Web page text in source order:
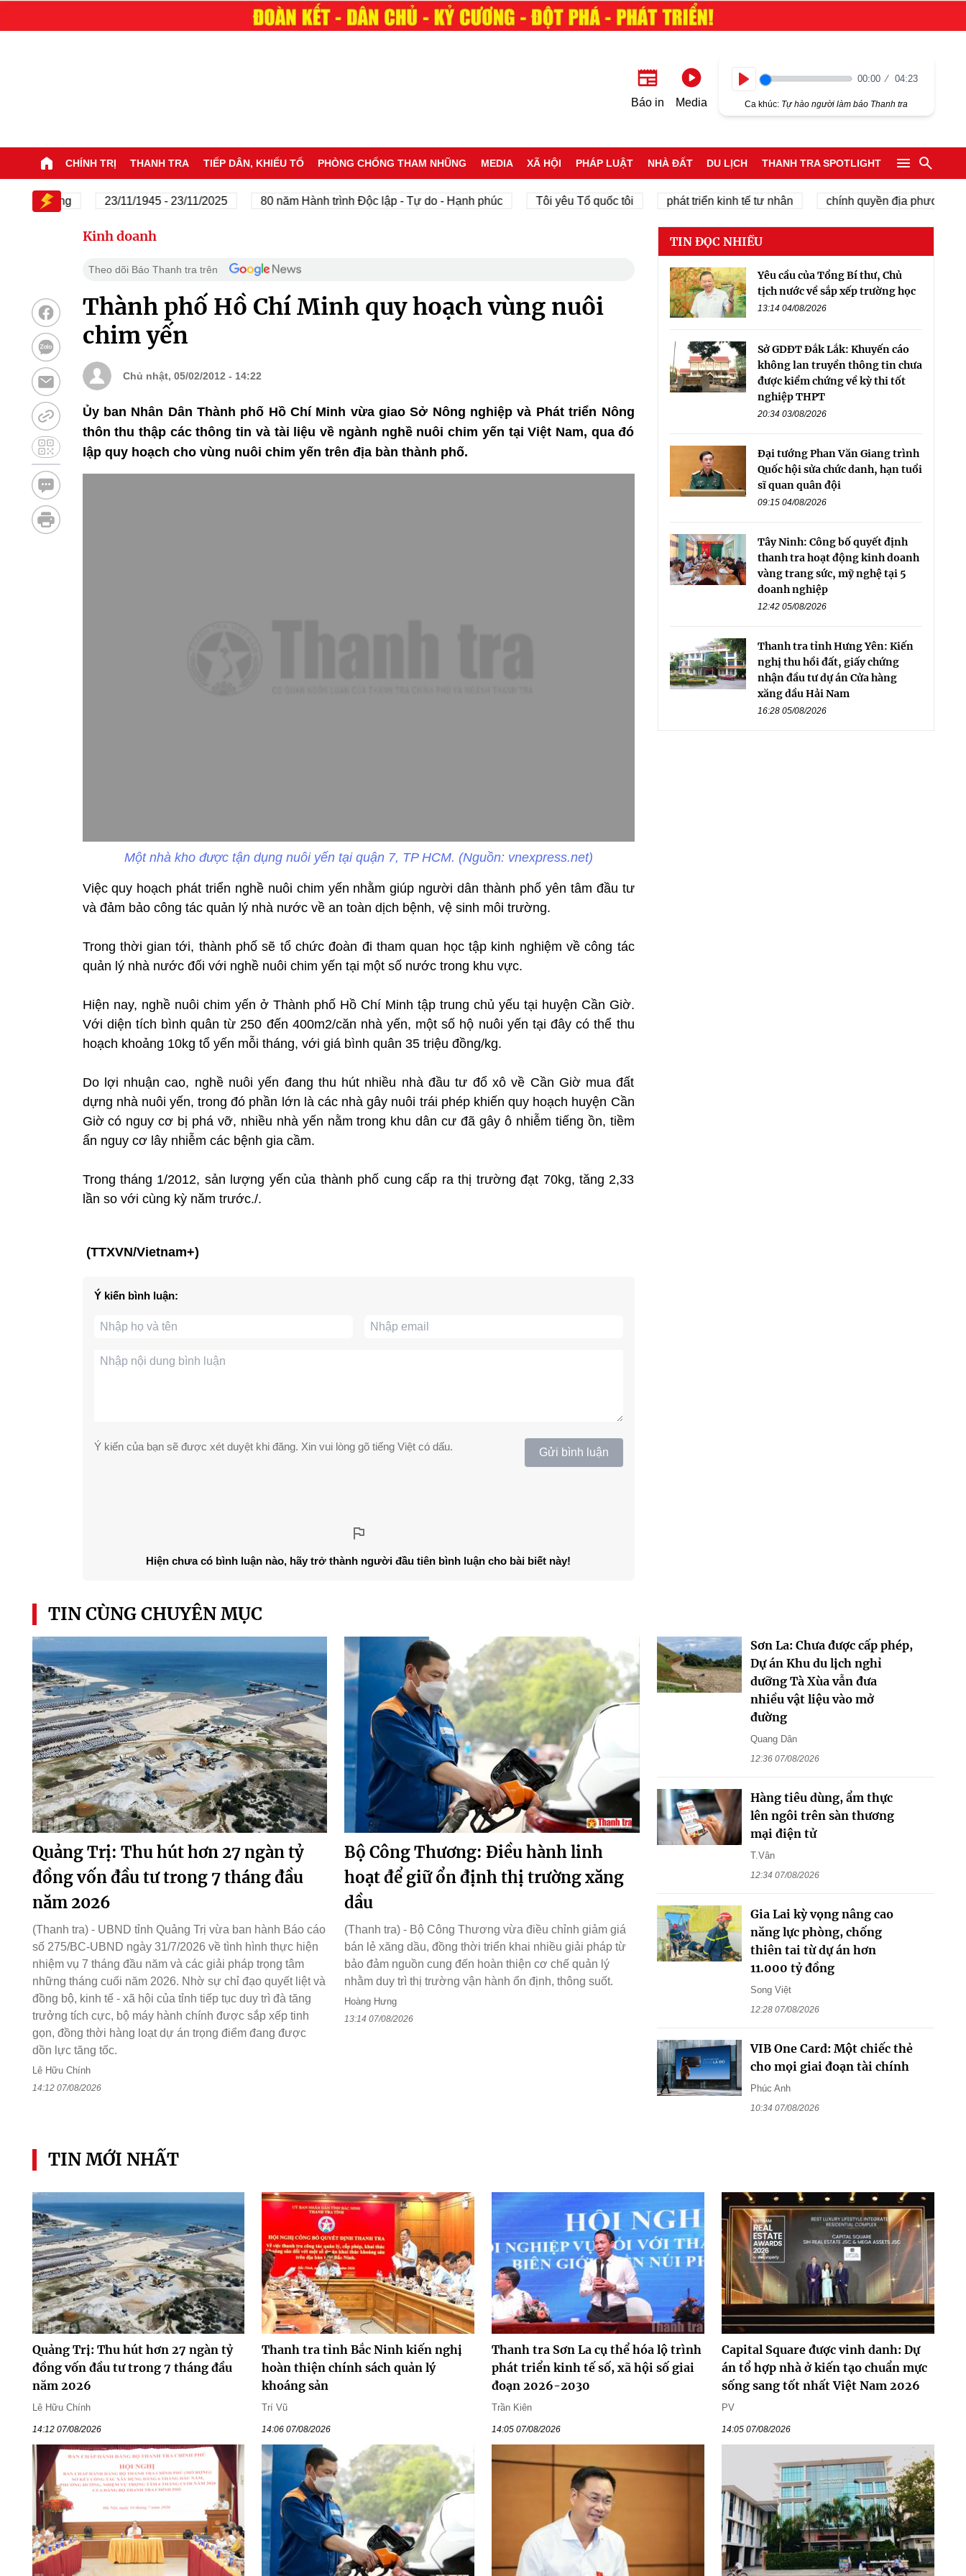
Báo in Media
00:00 04:23
Ca khúc: Tự hào người làm báo Thanh tra
CHÍNH TRỊ THANH TRA TIẾP DÂN, KHIẾU TỐ PHÒNG CHỐNG THAM NHŨNG MEDIA XÃ HỘI PHÁP LUẬT NHÀ ĐẤT DU LỊCH THANH TRA SPOTLIGHT
23/11/1945 - 23/11/2025 80 năm Hành trình Độc lập - Tự do - Hạnh phúc Tôi yêu Tổ quốc tôi phát triển kinh tế tư nhân chính quyền địa phương 2 cấp
Kinh doanh
Theo dõi Báo Thanh tra trên
Thành phố Hồ Chí Minh quy hoạch vùng nuôi
chim yến
Chủ nhật, 05/02/2012 - 14:22
Ủy ban Nhân Dân Thành phố Hồ Chí Minh vừa giao Sở Nông nghiệp và Phát triển Nông
thôn thu thập các thông tin và tài liệu về ngành nghề nuôi chim yến tại Việt Nam, qua đó
lập quy hoạch cho vùng nuôi chim yến trên địa bàn thành phố.
Một nhà kho được tận dụng nuôi yến tại quận 7, TP HCM. (Nguồn: vnexpress.net)
Việc quy hoạch phát triển nghề nuôi chim yến nhằm giúp người dân thành phố yên tâm đầu tư
và đảm bảo công tác quản lý nhà nước về an toàn dịch bệnh, vệ sinh môi trường.
Trong thời gian tới, thành phố sẽ tổ chức đoàn đi tham quan học tập kinh nghiệm về công tác
quản lý nhà nước đối với nghề nuôi chim yến tại một số nước trong khu vực.
Hiện nay, nghề nuôi chim yến ở Thành phố Hồ Chí Minh tập trung chủ yếu tại huyện Cần Giờ.
Với diện tích bình quân từ 250 đến 400m2/căn nhà yến, một số hộ nuôi yến tại đây có thể thu
hoạch khoảng 10kg tổ yến mỗi tháng, với giá bình quân 35 triệu đồng/kg.
Do lợi nhuận cao, nghề nuôi yến đang thu hút nhiều nhà đầu tư đổ xô về Cần Giờ mua đất
dựng nhà nuôi yến, trong đó phần lớn là các nhà gây nuôi trái phép khiến quy hoạch huyện Cần
Giờ có nguy cơ bị phá vỡ, nhiều nhà yến nằm trong khu dân cư đã gây ô nhiễm tiếng ồn, tiềm
ẩn nguy cơ lây nhiễm các bệnh gia cầm.
Trong tháng 1/2012, sản lượng yến của thành phố cung cấp ra thị trường đạt 70kg, tăng 2,33
lần so với cùng kỳ năm trước./.
(TTXVN/Vietnam+)
Ý kiến bình luận:
Ý kiến của bạn sẽ được xét duyệt khi đăng. Xin vui lòng gõ tiếng Việt có dấu. Gửi bình luận
Hiện chưa có bình luận nào, hãy trở thành người đầu tiên bình luận cho bài biết này!
TIN ĐỌC NHIỀU
Yêu cầu của Tổng Bí thư, Chủ
tịch nước về sắp xếp trường học
13:14 04/08/2026
Sở GDĐT Đắk Lắk: Khuyến cáo
không lan truyền thông tin chưa
được kiểm chứng về kỳ thi tốt
nghiệp THPT
20:34 03/08/2026
Đại tướng Phan Văn Giang trình
Quốc hội sửa chức danh, hạn tuổi
sĩ quan quân đội
09:15 04/08/2026
Tây Ninh: Công bố quyết định
thanh tra hoạt động kinh doanh
vàng trang sức, mỹ nghệ tại 5
doanh nghiệp
12:42 05/08/2026
Thanh tra tỉnh Hưng Yên: Kiến
nghị thu hồi đất, giấy chứng
nhận đầu tư dự án Cửa hàng
xăng dầu Hải Nam
16:28 05/08/2026
TIN CÙNG CHUYÊN MỤC
Quảng Trị: Thu hút hơn 27 ngàn tỷ
đồng vốn đầu tư trong 7 tháng đầu
năm 2026
(Thanh tra) - UBND tỉnh Quảng Trị vừa ban hành Báo cáo
số 275/BC-UBND ngày 31/7/2026 về tình hình thực hiện
nhiệm vụ 7 tháng đầu năm và các giải pháp trọng tâm
những tháng cuối năm 2026. Nhờ sự chỉ đạo quyết liệt và
đồng bộ, kinh tế - xã hội của tỉnh tiếp tục duy trì đà tăng
trưởng tích cực, bộ máy hành chính được sắp xếp tinh
gọn, đồng thời hàng loạt dự án trọng điểm đang được
dồn lực tăng tốc.
Lê Hữu Chính
14:12 07/08/2026
Bộ Công Thương: Điều hành linh
hoạt để giữ ổn định thị trường xăng
dầu
(Thanh tra) - Bộ Công Thương vừa điều chỉnh giảm giá
bán lẻ xăng dầu, đồng thời triển khai nhiều giải pháp từ
bảo đảm nguồn cung đến hoàn thiện cơ chế quản lý
nhằm duy trì thị trường vận hành ổn định, thông suốt.
Hoàng Hưng
13:14 07/08/2026
Sơn La: Chưa được cấp phép,
Dự án Khu du lịch nghỉ
dưỡng Tà Xùa vẫn đưa
nhiều vật liệu vào mở
đường
Quang Dân
12:36 07/08/2026
Hàng tiêu dùng, ẩm thực
lên ngôi trên sàn thương
mại điện tử
T.Vân
12:34 07/08/2026
Gia Lai kỳ vọng nâng cao
năng lực phòng, chống
thiên tai từ dự án hơn
11.000 tỷ đồng
Song Việt
12:28 07/08/2026
VIB One Card: Một chiếc thẻ
cho mọi giai đoạn tài chính
Phúc Anh
10:34 07/08/2026
TIN MỚI NHẤT
Quảng Trị: Thu hút hơn 27 ngàn tỷ
đồng vốn đầu tư trong 7 tháng đầu
năm 2026
Lê Hữu Chính
14:12 07/08/2026
Thanh tra tỉnh Bắc Ninh kiến nghị
hoàn thiện chính sách quản lý
khoáng sản
Trí Vũ
14:06 07/08/2026
Thanh tra Sơn La cụ thể hóa lộ trình
phát triển kinh tế số, xã hội số giai
đoạn 2026-2030
Trần Kiên
14:05 07/08/2026
Capital Square được vinh danh: Dự
án tổ hợp nhà ở kiến tạo chuẩn mực
sống sang tốt nhất Việt Nam 2026
PV
14:05 07/08/2026